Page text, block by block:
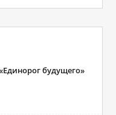
будущего»